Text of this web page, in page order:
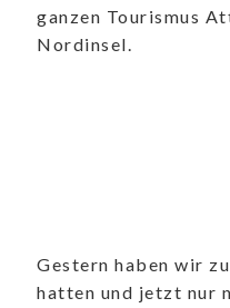
ganzen Tourismus
Nordinsel.
Gestern haben wir
hatten und jetzt nur